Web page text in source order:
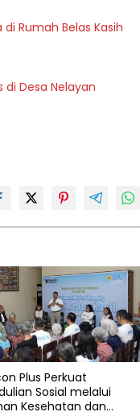
Rumah Belas Kasih
di Desa Nelayan
Plus Perkuat
Sosial melalui
Kesehatan dan